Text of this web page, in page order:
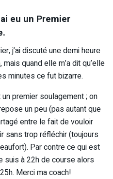
eu un Premier
j’ai discuté une demi heure
quand elle m’a dit qu’elle
minutes ce fut bizarre.
un premier soulagement ; on
un peu (pas autant que
entre le fait de vouloir
sans trop réfléchir (toujours
Par contre ce qui est
suis à 22h de course alors
Merci ma coach!